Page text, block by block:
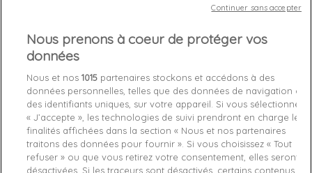
Out-of-Stock
Livraison gratuite *
Retours sous 100 jours
Produit certifié authentique
Nous prenons à coeur de protéger vos
données
Nous et nos1015 partenaires stockons et accédons à des
données personnelles, telles que des données de navigation ou
des identifiants uniques, sur votre appareil. Si vous sélectionnez
« J’accepte », les technologies de suivi prendront en charge les
finalités affichées dans la section « Nous et nos partenaires
traitons des données pour fournir ». Si vous choisissez « Tout
refuser » ou que vous retirez votre consentement, elles seront
désactivées. Si les traceurs sont désactivés, certains contenus et
Continuer sans accepter